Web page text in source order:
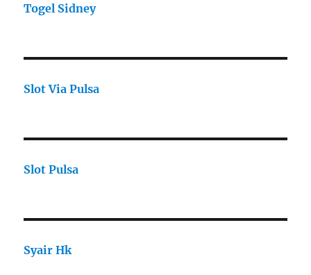
Togel Sidney
Slot Via Pulsa
Slot Pulsa
Syair Hk